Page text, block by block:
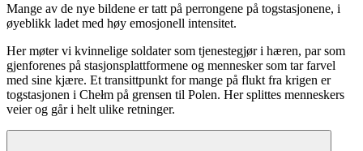
Mange av de nye bildene er tatt på perrongene på togstasjonene, i
øyeblikk ladet med høy emosjonell intensitet.
Her møter vi kvinnelige soldater som tjenestegjør i hæren, par som
gjenforenes på stasjonsplattformene og mennesker som tar farvel
med sine kjære. Et transittpunkt for mange på flukt fra krigen er
togstasjonen i Chełm på grensen til Polen. Her splittes menneskers
veier og går i helt ulike retninger.